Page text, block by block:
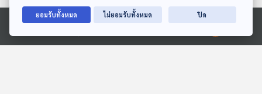
Ⓒ 2020 องค์การกระจายเสียงและแพร่ภาพสาธารณะแห่งประเทศไทย
243
5 25 ม.ค. 68
ยอมรับทั้งหมด ไม่ยอมรับทั้งหมด ปิด